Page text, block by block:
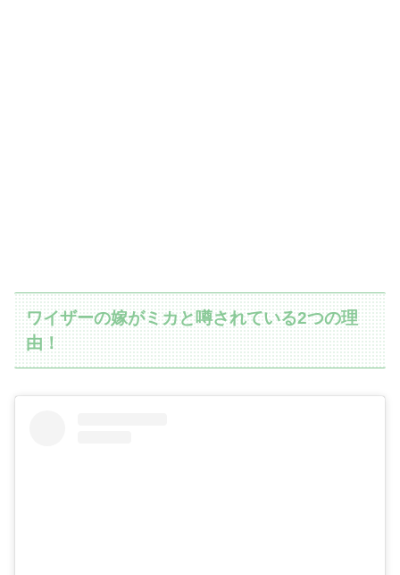
ワイザーの嫁がミカと噂されている2つの理
由！